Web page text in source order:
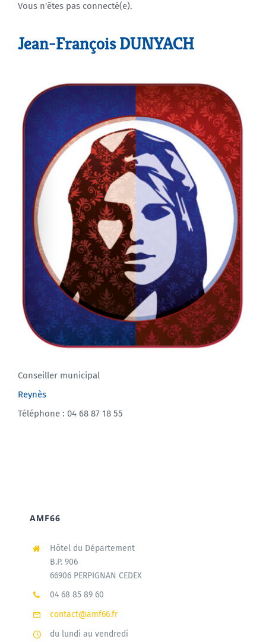
Agenda
Vous n'êtes pas connecté(e).
Jean-François DUNYACH
Conseiller municipal
Reynès
Téléphone : 04 68 87 18 55
AMF66
Hôtel du Département
B.P. 906
66906 PERPIGNAN CEDEX
04 68 85 89 60
contact@amf66.fr
du lundi au vendredi